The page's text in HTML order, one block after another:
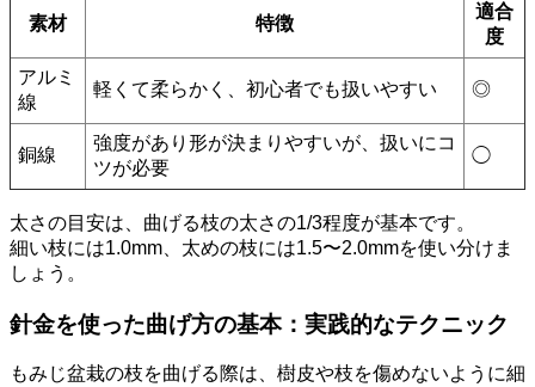
素材 特徴
適合
度
アルミ
線
軽くて柔らかく、初心者でも扱いやすい ◎
銅線
強度があり形が決まりやすいが、扱いにコ
ツが必要
◯
太さの目安は、曲げる枝の太さの1/3程度が基本です。
細い枝には1.0mm、太めの枝には1.5〜2.0mmを使い分けま
しょう。
針金を使った曲げ方の基本：実践的なテクニック
もみじ盆栽の枝を曲げる際は、樹皮や枝を傷めないように細